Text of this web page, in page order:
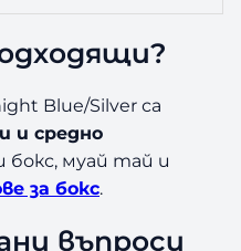
Blue/Silver са
и средно
муай тай и
за бокс.
въпроси